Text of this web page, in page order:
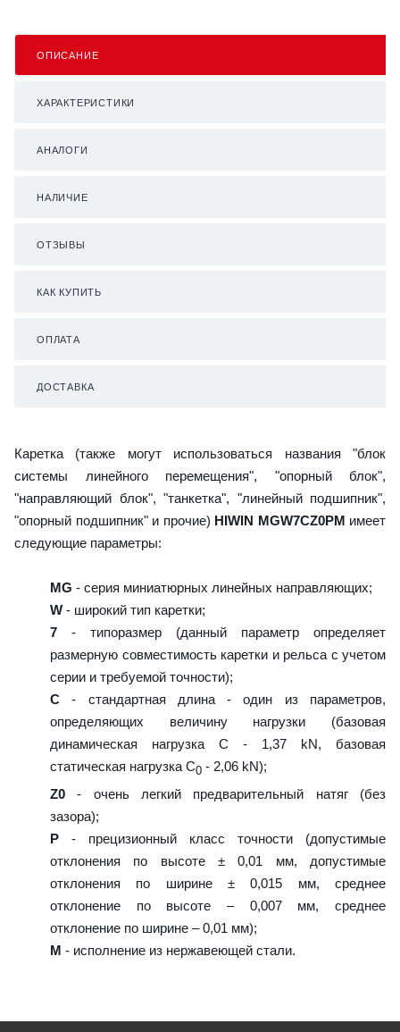
ОПИСАНИЕ
ХАРАКТЕРИСТИКИ
АНАЛОГИ
НАЛИЧИЕ
ОТЗЫВЫ
КАК КУПИТЬ
ОПЛАТА
ДОСТАВКА
Каретка (также могут использоваться названия "блок
системы линейного перемещения", "опорный блок",
"направляющий блок", "танкетка", "линейный подшипник",
"опорный подшипник" и прочие) HIWIN MGW7CZ0PM имеет
следующие параметры:
MG - серия миниатюрных линейных направляющих;
W - широкий тип каретки;
7 - типоразмер (данный параметр определяет
размерную совместимость каретки и рельса с учетом
серии и требуемой точности);
C - стандартная длина - один из параметров,
определяющих величину нагрузки (базовая
динамическая нагрузка C - 1,37 kN, базовая
статическая нагрузка С0 - 2,06 kN);
Z0 - очень легкий предварительный натяг (без
зазора);
P - прецизионный класс точности (допустимые
отклонения по высоте ± 0,01 мм, допустимые
отклонения по ширине ± 0,015 мм, среднее
отклонение по высоте – 0,007 мм, среднее
отклонение по ширине – 0,01 мм);
M - исполнение из нержавеющей стали.